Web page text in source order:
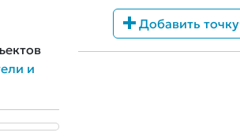
и
Добавить точку